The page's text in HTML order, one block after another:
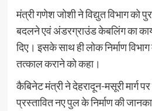
मंत्री गणेश जोशी ने विद्युत विभाग को
बदलने एवं अंडरग्राउंड केबलिंग का
दिए। इसके साथ ही लोक निर्माण
तत्काल कराने को कहा।
कैबिनेट मंत्री ने देहरादून-मसूरी मार्ग
प्रस्तावित नए पुल के निर्माण की